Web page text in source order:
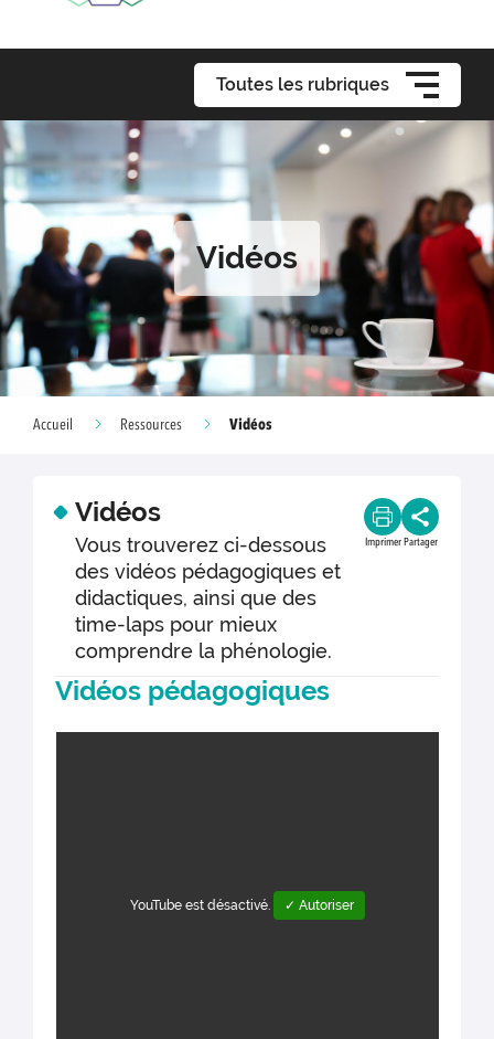
Toutes les rubriques
Vidéos
Accueil Ressources Vidéos
Vidéos
Vous trouverez ci-dessous
des vidéos pédagogiques et
didactiques, ainsi que des
time-laps pour mieux
comprendre la phénologie.
Imprimer Partager
Vidéos pédagogiques
YouTube est désactivé. ✓ Autoriser